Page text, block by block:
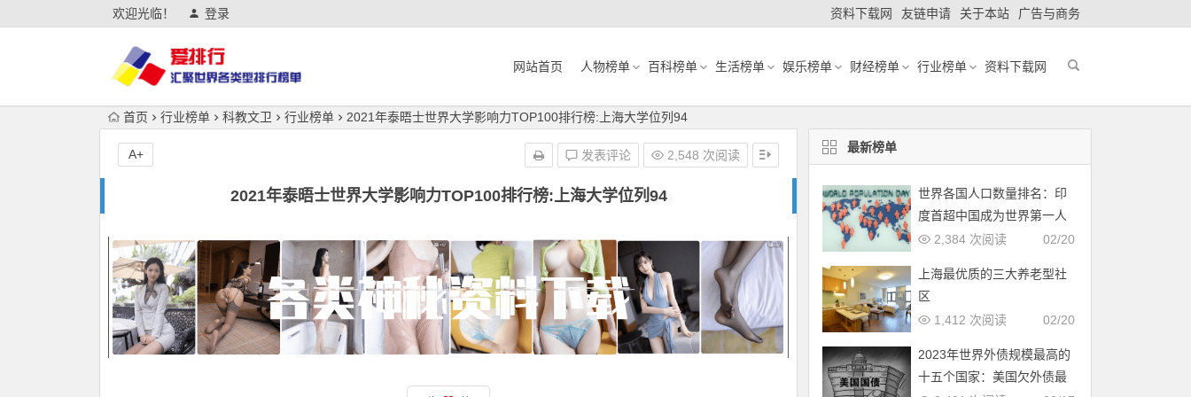
欢迎光临！ 登录 资料下载网 友链申请 关于本站 广告与商务
网站首页 人物榜单 百科榜单 生活榜单 娱乐榜单 财经榜单 行业榜单 资料下载网
首页 行业榜单 科教文卫 行业榜单 2021年泰晤士世界大学影响力TOP100排行榜:上海大学位列94
2021年泰晤士世界大学影响力TOP100排行榜:上海大学位列94
发表评论 2,548 次阅读
A+ 最新榜单
世界各国人口数量排名：印
度首超中国成为世界第一人
口大国
02/20
2,384 次阅读
上海最优质的三大养老型社
区
02/20
1,412 次阅读
2023年世界外债规模最高的
十五个国家：美国欠外债最